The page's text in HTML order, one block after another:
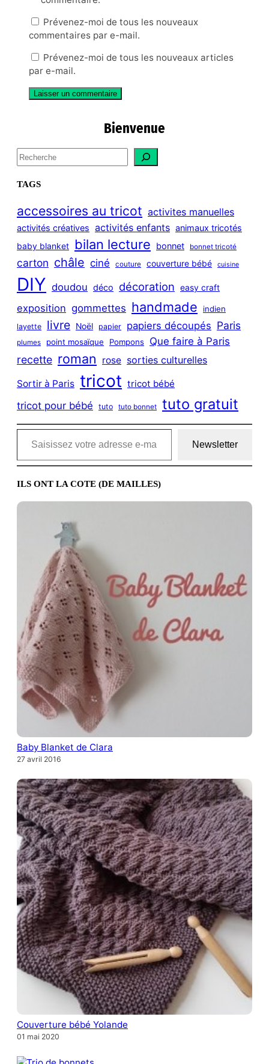
Prévenez-moi de tous les nouveaux
commentaires par e-mail.
Prévenez-moi de tous les nouveaux articles
par e-mail.
Bienvenue
S
e
a
c
h
TAGS
accessoires au tricot activites manuelles
activités créatives activités enfants animaux tricotés
baby blanket bilan lecture bonnet bonnet tricoté
carton châle ciné couture couverture bébé cuisine
DIY doudou déco décoration easy craft
exposition gommettes handmade indien
layette livre Noël papier papiers découpés Paris
plumes point mosaïque Pompons Que faire à Paris
recette roman rose sorties culturelles
Sortir à Paris tricot tricot bébé
tricot pour bébé tuto tuto bonnet tuto gratuit
Saisissez votre adresse e-mail…
Newsletter
ILS ONT LA COTE (DE MAILLES)
Baby Blanket de Clara
27 avril 2016
Couverture bébé Yolande
01 mai 2020